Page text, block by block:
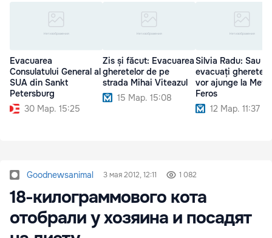
Evacuarea
Consulatului General al
SUA din Sankt
Petersburg
30 Мар. 15:25
Zis și făcut: Evacuarea
gheretelor de pe
strada Mihai Viteazul
15 Мар. 15:08
Silvia Radu: Sau
evacuați gheretele
vor ajunge la Metal
Feros
12 Мар. 11:37
Goodnewsanimal 3 мая 2012, 12:11 1 082
18-килограммового кота
отобрали у хозяина и посадят